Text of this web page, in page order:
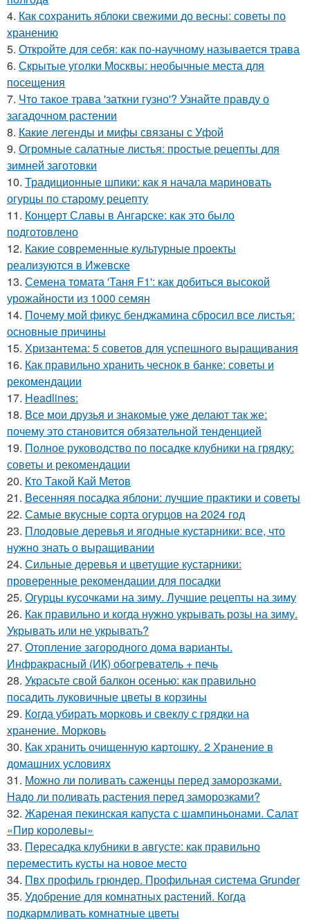
4. Как сохранить яблоки свежими до весны: советы по
хранению
5. Откройте для себя: как по-научному называется трава
6. Скрытые уголки Москвы: необычные места для
посещения
7. Что такое трава 'заткни гузно'? Узнайте правду о
загадочном растении
8. Какие легенды и мифы связаны с Уфой
9. Огромные салатные листья: простые рецепты для
зимней заготовки
10. Традиционные шпики: как я начала мариновать
огурцы по старому рецепту
11. Концерт Славы в Ангарске: как это было
подготовлено
12. Какие современные культурные проекты
реализуются в Ижевске
13. Семена томата 'Таня F1': как добиться высокой
урожайности из 1000 семян
14. Почему мой фикус бенджамина сбросил все листья:
основные причины
15. Хризантема: 5 советов для успешного выращивания
16. Как правильно хранить чеснок в банке: советы и
рекомендации
17. Headlines:
18. Все мои друзья и знакомые уже делают так же:
почему это становится обязательной тенденцией
19. Полное руководство по посадке клубники на грядку:
советы и рекомендации
20. Кто Такой Кай Метов
21. Весенняя посадка яблони: лучшие практики и советы
22. Самые вкусные сорта огурцов на 2024 год
23. Плодовые деревья и ягодные кустарники: все, что
нужно знать о выращивании
24. Сильные деревья и цветущие кустарники:
проверенные рекомендации для посадки
25. Огурцы кусочками на зиму. Лучшие рецепты на зиму
26. Как правильно и когда нужно укрывать розы на зиму.
Укрывать или не укрывать?
27. Отопление загородного дома варианты.
Инфракрасный (ИК) обогреватель + печь
28. Украсьте свой балкон осенью: как правильно
посадить луковичные цветы в корзины
29. Когда убирать морковь и свеклу с грядки на
хранение. Морковь
30. Как хранить очищенную картошку. 2 Хранение в
домашних условиях
31. Можно ли поливать саженцы перед заморозками.
Надо ли поливать растения перед заморозками?
32. Жареная пекинская капуста с шампиньонами. Салат
«Пир королевы»
33. Пересадка клубники в августе: как правильно
переместить кусты на новое место
34. Пвх профиль грюндер. Профильная система Grunder
35. Удобрение для комнатных растений. Когда
подкармливать комнатные цветы